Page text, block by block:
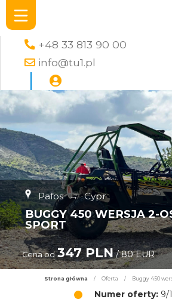
+48 33 813 90 00
info@tu1.pl
Pafos → Cypr
BUGGY 450 WERSJA 2-
SPORT
Cena od 347 PLN/ 80 EUR
Strona główna / Oferta / Buggy 450
Numer oferty: 9/